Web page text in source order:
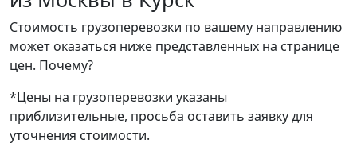
Стоимость грузоперевозки по вашему направлению
может оказаться ниже представленных на странице
цен. Почему?
*Цены на грузоперевозки указаны
приблизительные, просьба оставить заявку для
уточнения стоимости.